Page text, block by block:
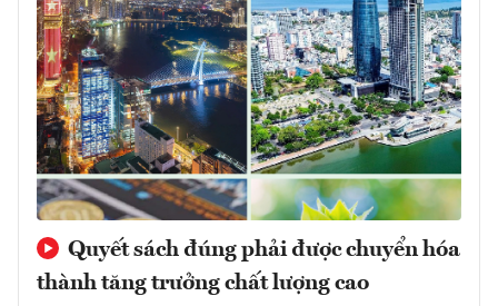
Quyết sách đúng phải được chuyển hóa
thành tăng trưởng chất lượng cao